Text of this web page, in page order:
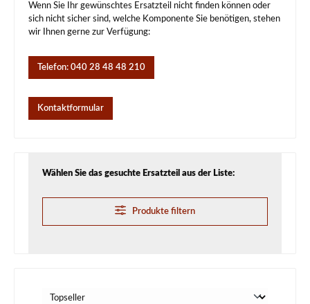
Wenn Sie Ihr gewünschtes Ersatzteil nicht finden können oder
sich nicht sicher sind, welche Komponente Sie benötigen, stehen
wir Ihnen gerne zur Verfügung:
Telefon: 040 28 48 48 210
Kontaktformular
Wählen Sie das gesuchte Ersatzteil aus der Liste:
Produkte filtern